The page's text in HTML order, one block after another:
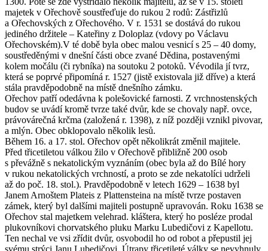
majetek v Ořechově soustřeďuje do rukou 2 rodů: Zástřizlů
a Ořechovských z Ořechového. V r. 1531 se dostává do rukou
jediného držitele – Kateřiny z Doloplaz (vdovy po Václavu
Ořechovském).V té době byla obec malou vesnicí s 25 – 40 domy,
soustředěnými v dnešní části obce zvané Dědina, postavenými
kolem močálu (či rybníka) na soutoku 2 potoků. Vévodila jí tvrz,
která se poprvé připomíná r. 1527 (jistě existovala již dříve) a která
stála pravděpodobně na místě dnešního zámku.
Ořechov patří odedávna k polešovické farnosti. Z vrchnostenských
budov se uvádí kromě tvrze také dvůr, kde se chovaly např. ovce,
právovárečná krčma (založená r. 1398), z níž později vznikl pivovar,
a mlýn. Obec obklopovalo několik lesů.
Během 16. a 17. stol. Ořechov opět několikrát změnil majitele.
Před třicetiletou válkou žilo v Ořechově přibližně 200 osob
s převážně s nekatolickým vyznáním (obec byla až do Bílé hory
v rukou nekatolických vrchností, a proto se zde nekatolíci udrželi
až do poč. 18. stol.). Pravděpodobně v letech 1629 – 1638 byl
Janem Arnoštem Plateis z Plattensteina na místě tvrze postaven
zámek, který byl dalšími majiteli postupně upravován. Roku 1638 se
Ořechov stal majetkem velehrad. kláštera, který ho posléze prodal
plukovníkovi chorvatského pluku Marku Lubedičovi z Kapellotu.
Ten nechal ve vsi zřídit dvůr, osvobodil ho od robot a přepustil jej
svému strýci Janu Lubedičovi. Útrapy třicetileté války se nevyhnuly